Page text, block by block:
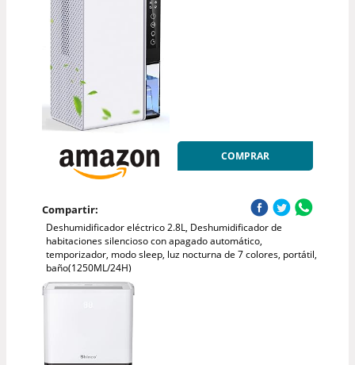
COMPRAR
Compartir:
Deshumidificador eléctrico 2.8L, Deshumidificador de
habitaciones silencioso con apagado automático,
temporizador, modo sleep, luz nocturna de 7 colores, portátil,
baño(1250ML/24H)